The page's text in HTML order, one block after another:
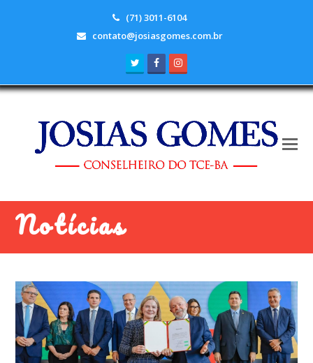
(71) 3011-6104
contato@josiasgomes.com.br
TwitterFacebook
Notícias